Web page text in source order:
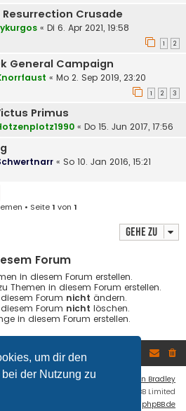
um dir den
der Nutzung zu
Crusade
« Di 6. Apr 2021, 19:58
1 2
General Campaign
« Mo 2. Sep 2019, 23:20
1 2 3
Primus
« Do 15. Jun 2017, 17:56
« So 10. Jan 2016, 15:21
• Seite1 von 1
Gehe zu
Forum
in diesem Forum erstellen.
Themen in diesem Forum erstellen.
Forum nicht ändern.
Forum nicht löschen.
in diesem Forum erstellen.
Flat Style by
Ian Bradley
by
® Forum Software © phpBB Limited
phpBB.de